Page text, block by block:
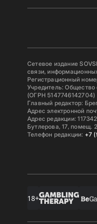
Сетевое издание
связи,
Регистрационный
Учредитель: Общество
(ОГРН 5147746142704)
Главный редактор:
Адрес электронной
Адрес редакции:
Бутлерова, 17, помещ.
Телефон редакции: +7
18+